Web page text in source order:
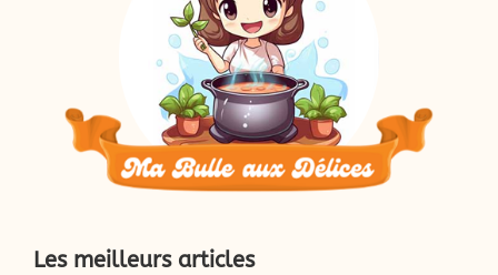
Les meilleurs articles